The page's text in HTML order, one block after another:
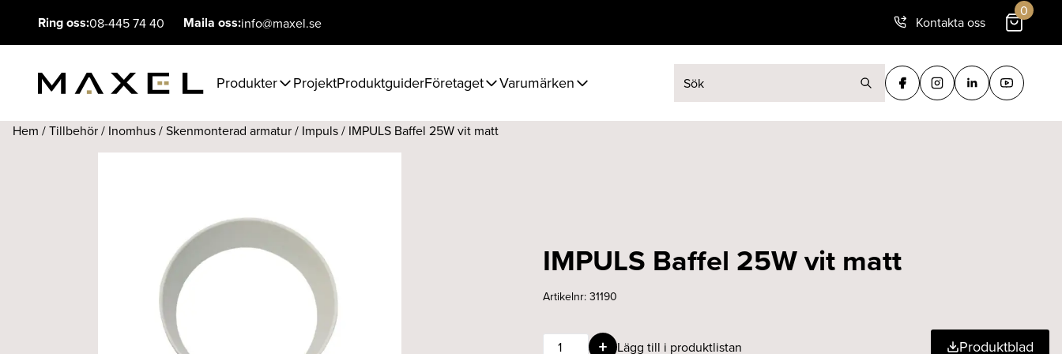
Ring oss:08-445 74 40 Maila oss:info@maxel.se Kontakta oss
0
Produkter ProjektProduktguiderFöretaget Varumärken Sök efter:
Hem /Tillbehör/ Inomhus/Skenmonterad armatur/ Impuls/ IMPULS Baffel 25W vit matt
IMPULS Baffel 25W vit matt
Artikelnr: 31190
IMPULS
Lägg till i produktlistan Produktblad